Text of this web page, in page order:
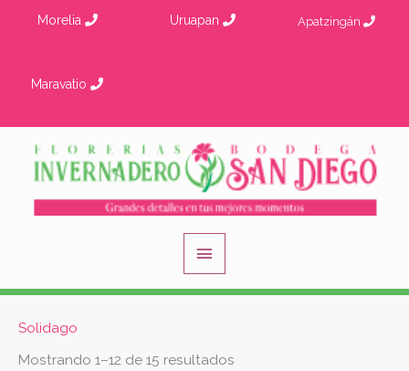
Morelia Uruapan Apatzingán
Maravatio
Menú
principal
Solidago
Mostrando 1–12 de 15 resultados